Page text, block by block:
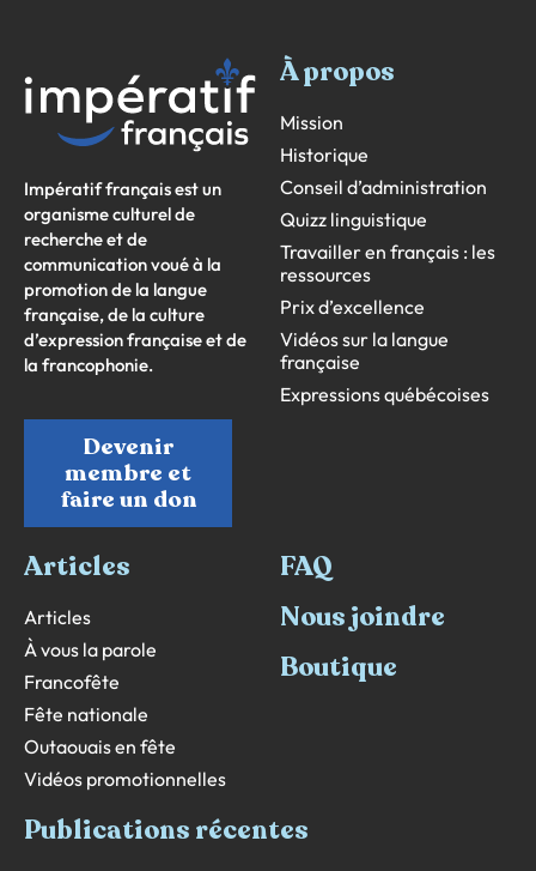
Impératif français est un
organisme culturel de
recherche et de
communication voué à la
promotion de la langue
française, de la culture
d’expression française et de
la francophonie.
Devenir
membre et
faire un don
À propos
Mission
Historique
Conseil d’administration
Quizz linguistique
Travailler en français : les
ressources
Prix d’excellence
Vidéos sur la langue
française
Expressions québécoises
Articles
Articles
À vous la parole
Francofête
Fête nationale
Outaouais en fête
Vidéos promotionnelles
FAQ
Nous joindre
Boutique
Publications récentes